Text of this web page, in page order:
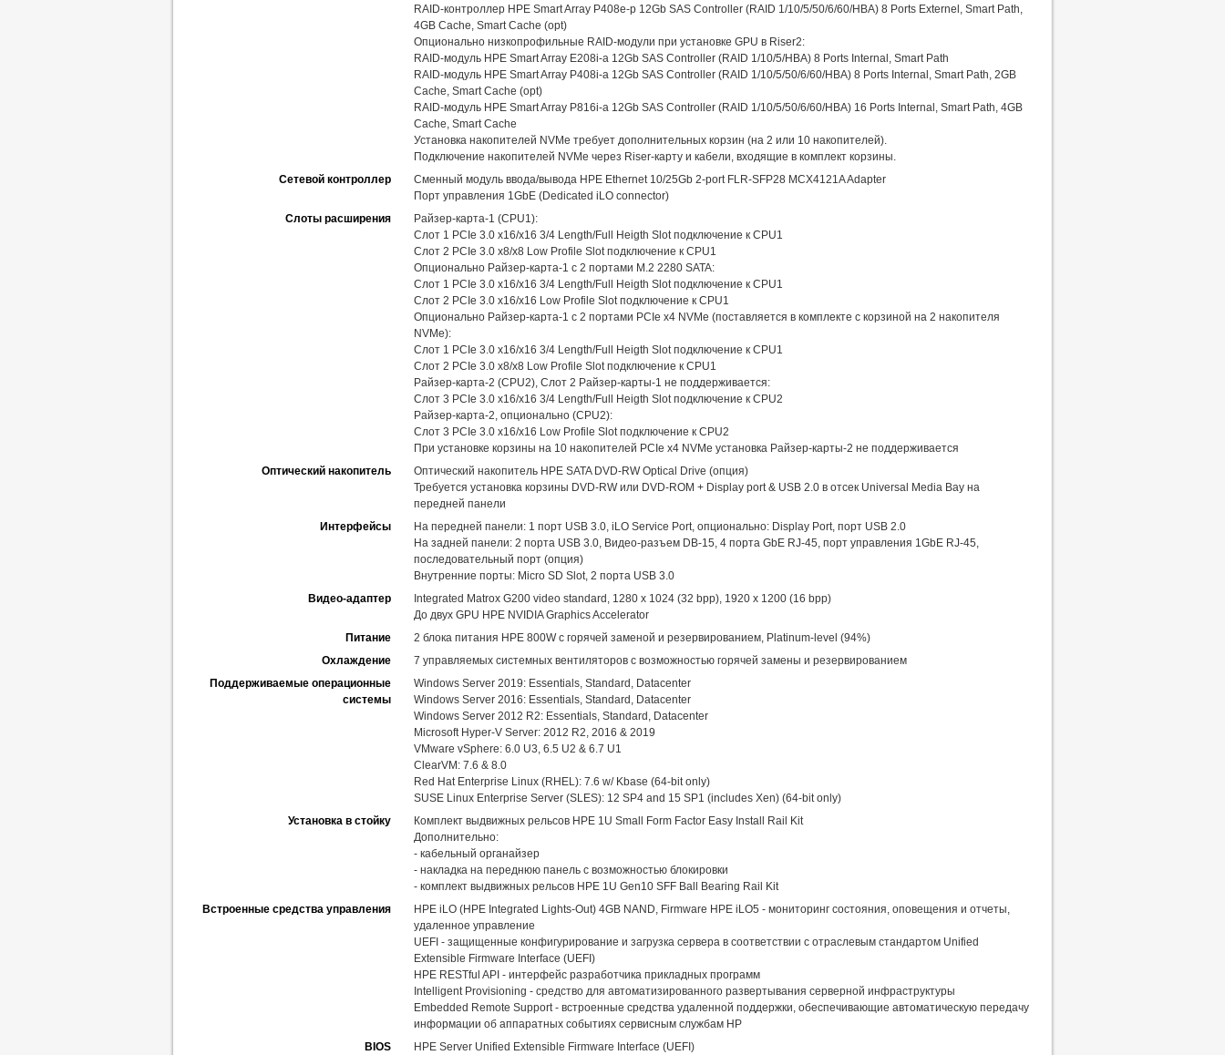
RAID-контроллер HPE Smart Array P408e-p 12Gb SAS Controller (RAID 1/10/5/50/6/60/HBA) 8 Ports Externel, Smart Path,
4GB Cache, Smart Cache (opt)
Опционально низкопрофильные RAID-модули при установке GPU в Riser2:
RAID-модуль HPE Smart Array E208i-a 12Gb SAS Controller (RAID 1/10/5/HBA) 8 Ports Internal, Smart Path
RAID-модуль HPE Smart Array P408i-a 12Gb SAS Controller (RAID 1/10/5/50/6/60/HBA) 8 Ports Internal, Smart Path, 2GB
Cache, Smart Cache (opt)
RAID-модуль HPE Smart Array P816i-a 12Gb SAS Controller (RAID 1/10/5/50/6/60/HBA) 16 Ports Internal, Smart Path, 4GB
Cache, Smart Cache
Установка накопителей NVMe требует дополнительных корзин (на 2 или 10 накопителей).
Подключение накопителей NVMe через Riser-карту и кабели, входящие в комплект корзины.
Сетевой контроллер
Сменный модуль ввода/вывода HPE Ethernet 10/25Gb 2-port FLR-SFP28 MCX4121A Adapter
Порт управления 1GbE (Dedicated iLO connector)
Слоты расширения
Райзер-карта-1 (CPU1):
Слот 1 PCIe 3.0 x16/x16 3/4 Length/Full Heigth Slot подключение к CPU1
Слот 2 PCIe 3.0 x8/x8 Low Profile Slot подключение к CPU1
Опционально Райзер-карта-1 с 2 портами M.2 2280 SATA:
Слот 1 PCIe 3.0 x16/x16 3/4 Length/Full Heigth Slot подключение к CPU1
Слот 2 PCIe 3.0 x16/x16 Low Profile Slot подключение к CPU1
Опционально Райзер-карта-1 с 2 портами PCIe x4 NVMe (поставляется в комплекте с корзиной на 2 накопителя
NVMe):
Слот 1 PCIe 3.0 x16/x16 3/4 Length/Full Heigth Slot подключение к CPU1
Слот 2 PCIe 3.0 x8/x8 Low Profile Slot подключение к CPU1
Райзер-карта-2 (CPU2), Слот 2 Райзер-карты-1 не поддерживается:
Слот 3 PCIe 3.0 x16/x16 3/4 Length/Full Heigth Slot подключение к CPU2
Райзер-карта-2, опционально (CPU2):
Слот 3 PCIe 3.0 x16/x16 Low Profile Slot подключение к CPU2
При установке корзины на 10 накопителей PCIe x4 NVMe установка Райзер-карты-2 не поддерживается
Оптический накопитель
Оптический накопитель HPE SATA DVD-RW Optical Drive (опция)
Требуется установка корзины DVD-RW или DVD-ROM + Display port & USB 2.0 в отсек Universal Media Bay на
передней панели
Интерфейсы
На передней панели: 1 порт USB 3.0, iLO Service Port, опционально: Display Port, порт USB 2.0
На задней панели: 2 порта USB 3.0, Видео-разъем DB-15, 4 порта GbE RJ-45, порт управления 1GbE RJ-45,
последовательный порт (опция)
Внутренние порты: Micro SD Slot, 2 порта USB 3.0
Видео-адаптер
Integrated Matrox G200 video standard, 1280 x 1024 (32 bpp), 1920 x 1200 (16 bpp)
До двух GPU HPE NVIDIA Graphics Accelerator
Питание
2 блока питания HPE 800W с горячей заменой и резервированием, Platinum-level (94%)
Охлаждение
7 управляемых системных вентиляторов с возможностью горячей замены и резервированием
Поддерживаемые операционные
системы
Windows Server 2019: Essentials, Standard, Datacenter
Windows Server 2016: Essentials, Standard, Datacenter
Windows Server 2012 R2: Essentials, Standard, Datacenter
Microsoft Hyper-V Server: 2012 R2, 2016 & 2019
VMware vSphere: 6.0 U3, 6.5 U2 & 6.7 U1
ClearVM: 7.6 & 8.0
Red Hat Enterprise Linux (RHEL): 7.6 w/ Kbase (64-bit only)
SUSE Linux Enterprise Server (SLES): 12 SP4 and 15 SP1 (includes Xen) (64-bit only)
Установка в стойку
Комплект выдвижных рельсов HPE 1U Small Form Factor Easy Install Rail Kit
Дополнительно:
- кабельный органайзер
- накладка на переднюю панель с возможностью блокировки
- комплект выдвижных рельсов HPE 1U Gen10 SFF Ball Bearing Rail Kit
Встроенные средства управления
HPE iLO (HPE Integrated Lights-Out) 4GB NAND, Firmware HPE iLO5 - мониторинг состояния, оповещения и отчеты,
удаленное управление
UEFI - защищенные конфигурирование и загрузка сервера в соответствии с отраслевым стандартом Unified
Extensible Firmware Interface (UEFI)
HPE RESTful API - интерфейс разработчика прикладных программ
Intelligent Provisioning - средство для автоматизированного развертывания серверной инфраструктуры
Embedded Remote Support - встроенные средства удаленной поддержки, обеспечивающие автоматическую передачу
информации об аппаратных событиях сервисным службам HP
BIOS
HPE Server Unified Extensible Firmware Interface (UEFI)